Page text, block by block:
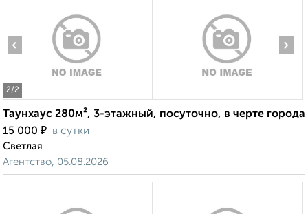
2/2
‹ ›
Таунхаус 280м², 3-этажный, посуточно, в черте города
15 000 ₽ в сутки
Светлая
Агентство, 05.08.2026